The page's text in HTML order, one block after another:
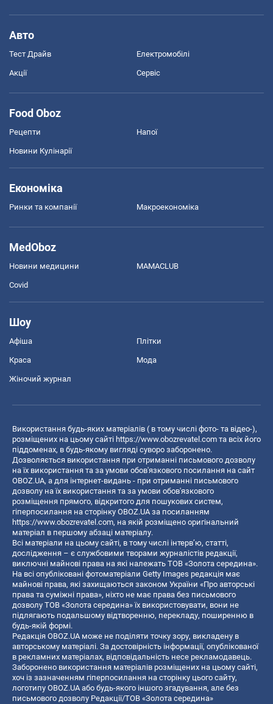
Авто
Тест Драйв Електромобілі
Акції Сервіс
Food Oboz
Рецепти Напої
Новини Кулінарії
Економіка
Ринки та компанії Макроекономіка
MedOboz
Новини медицини MAMACLUB
Covid
Шоу
Афіша Плітки
Краса Мода
Жіночий журнал
Використання будь-яких матеріалів ( в тому числі фото- та відео-),
розміщених на цьому сайті https://www.obozrevatel.com та всіх його
піддоменах, в будь-якому вигляді суворо заборонено.
Дозволяється використання при отриманні письмового дозволу
на їх використання та за умови обов'язкового посилання на сайт
OBOZ.UA, а для інтернет-видань - при отриманні письмового
дозволу на їх використання та за умови обов'язкового
розміщення прямого, відкритого для пошукових систем,
гіперпосилання на сторінку OBOZ.UA за посиланням
https://www.obozrevatel.com, на якій розміщено оригінальний
матеріал в першому абзаці матеріалу.
Всі матеріали на цьому сайті, в тому числі інтерв’ю, статті,
дослідження – є службовими творами журналістів редакції,
виключні майнові права на які належать ТОВ «Золота середина».
На всі опубліковані фотоматеріали Getty Images редакція має
майнові права, які захищаються законом України «Про авторські
права та суміжні права», ніхто не має права без письмового
дозволу ТОВ «Золота середина» їх використовувати, вони не
підлягають подальшому відтворенню, перекладу, поширенню в
будь-якій формі.
Редакція OBOZ.UA може не поділяти точку зору, викладену в
авторському матеріалі. За достовірність інформації, опублікованої
в рекламних матеріалах, відповідальність несе рекламодавець.
Заборонено використання матеріалів розміщених на цьому сайті,
хоч із зазначенням гіперпосилання на сторінку цього сайту,
логотипу OBOZ.UA або будь-якого іншого згадування, але без
письмового дозволу Редакції/ТОВ «Золота середина»